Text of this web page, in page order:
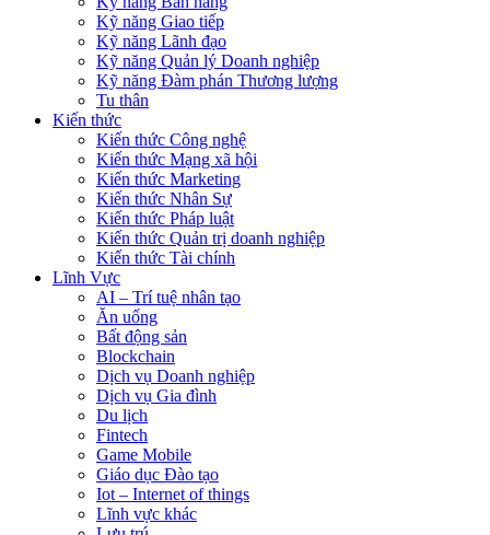
Kỹ năng Giao tiếp
Kỹ năng Lãnh đạo
Kỹ năng Quản lý Doanh nghiệp
Kỹ năng Đàm phán Thương lượng
Tu thân
Kiến thức
Kiến thức Công nghệ
Kiến thức Mạng xã hội
Kiến thức Marketing
Kiến thức Nhân Sự
Kiến thức Pháp luật
Kiến thức Quản trị doanh nghiệp
Kiến thức Tài chính
Lĩnh Vực
AI – Trí tuệ nhân tạo
Ăn uống
Bất động sản
Blockchain
Dịch vụ Doanh nghiệp
Dịch vụ Gia đình
Du lịch
Fintech
Game Mobile
Giáo dục Đào tạo
Iot – Internet of things
Lĩnh vực khác